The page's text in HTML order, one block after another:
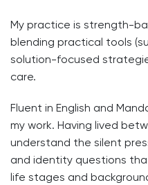
My practice is strength-
blending practical tools
solution-focused
care.
Fluent in English and
my work. Having lived
understand the silent
and identity questions
life stages and